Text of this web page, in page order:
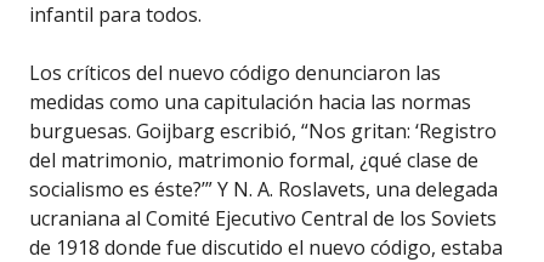
infantil para todos.
Los críticos del nuevo código denunciaron las
medidas como una capitulación hacia las normas
burguesas. Goijbarg escribió, “Nos gritan: ‘Registro
del matrimonio, matrimonio formal, ¿qué clase de
socialismo es éste?’” Y N. A. Roslavets, una delegada
ucraniana al Comité Ejecutivo Central de los Soviets
de 1918 donde fue discutido el nuevo código, estaba